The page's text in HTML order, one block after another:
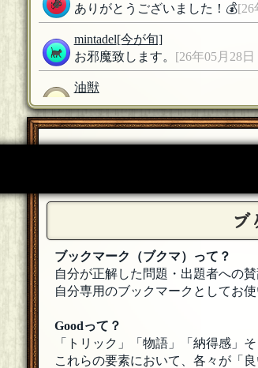
ありがとうございました！💰[26
mintadel[今が旬]
お邪魔致します。 [26年05月28日
油獣
参加します[26年05月28日 00:12]
参加します。よろしくお願いし
よろしくお願いします！🎮[26年
ブ
ブックマーク（ブクマ）って？
自分が正解した問題・出題者への
自分専用のブックマークとしてお使
Goodって？
「トリック」「物語」「納得感」
これらの要素において、各々が「